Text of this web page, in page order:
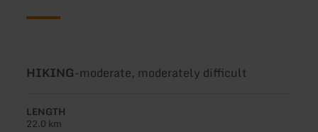
Type
tour:
HIKING-Difficulty:
moderate, moderately difficult
LENGTH
22.0 km